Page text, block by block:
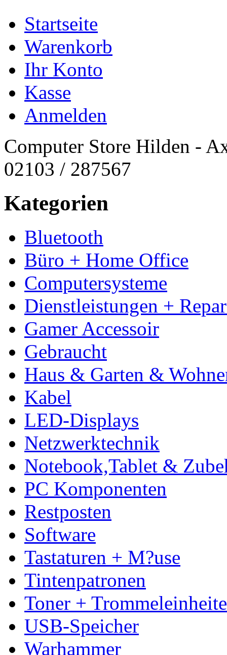
Startseite
Warenkorb
Ihr Konto
Kasse
Anmelden
Computer Store Hilden -
02103 / 287567
Kategorien
Bluetooth
Büro + Home Office
Computersysteme
Dienstleistungen +
Gamer Accessoir
Gebraucht
Haus & Garten &
Kabel
LED-Displays
Netzwerktechnik
Notebook,Tablet &
PC Komponenten
Restposten
Software
Tastaturen + M?use
Tintenpatronen
Toner +
USB-Speicher
Warhammer